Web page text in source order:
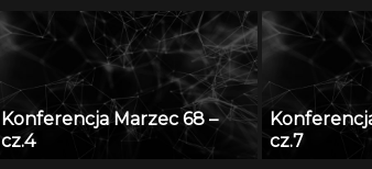
Konferencja Marzec 68 –
cz.4
cz.7